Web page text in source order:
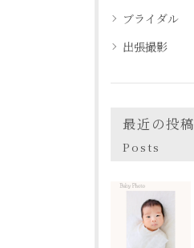
ブライダル
出張撮影
最近の投稿
Posts